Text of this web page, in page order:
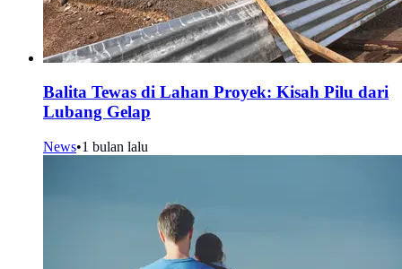
Balita Tewas di Lahan Proyek: Kisah Pilu dari
Lubang Gelap
News•1 bulan lalu